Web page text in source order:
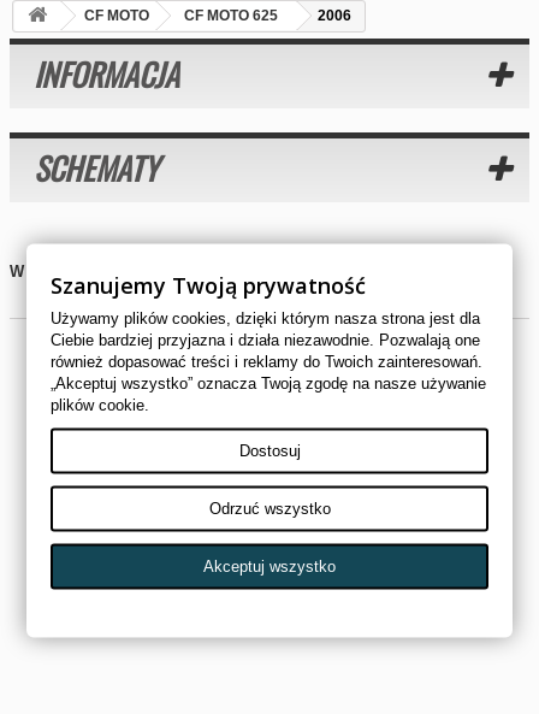
CF MOTO CF MOTO 625 2006
INFORMACJA
SCHEMATY
W tej kategorii nie ma produktów.
Szanujemy Twoją prywatność
Używamy plików cookies, dzięki którym nasza strona jest dla
Ciebie bardziej przyjazna i działa niezawodnie. Pozwalają one
również dopasować treści i reklamy do Twoich zainteresowań.
„Akceptuj wszystko” oznacza Twoją zgodę na nasze używanie
plików cookie.
Dostosuj
Odrzuć wszystko
Akceptuj wszystko